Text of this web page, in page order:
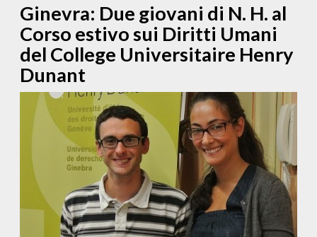
Ginevra: Due giovani di N. H. al
Corso estivo sui Diritti Umani
del College Universitaire Henry
Dunant